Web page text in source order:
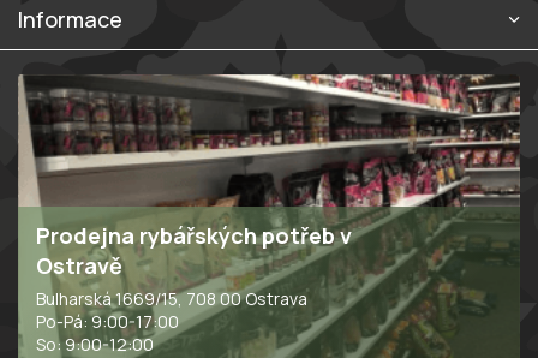
Informace
Prodejna rybářských potřeb v
Ostravě
Bulharská 1669/15, 708 00 Ostrava
Po-Pá: 9:00-17:00
So: 9:00-12:00